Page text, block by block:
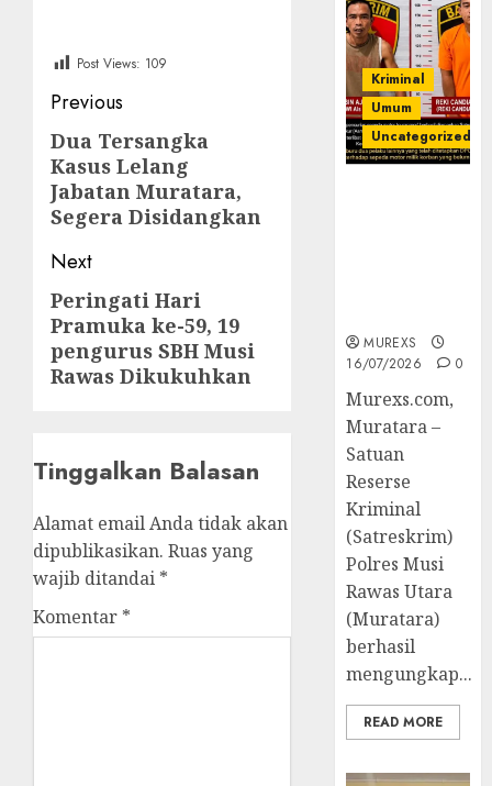
Post Views: 109
Post
navigation
Previous
Previous
post:
Dua Tersangka
Kasus Lelang
Jabatan Muratara,
Segera Disidangkan
Next
Next
post:
Peringati Hari
Pramuka ke-59, 19
pengurus SBH Musi
Rawas Dikukuhkan
Tinggalkan Balasan
Alamat email Anda tidak akan
dipublikasikan. Ruas yang
wajib ditandai *
Komentar *
Kriminal
Umum
Uncategorized
MUREXS
16/07/2026
0
Murexs.com,
Muratara –
Satuan
Reserse
Kriminal
(Satreskrim)
Polres Musi
Rawas Utara
(Muratara)
berhasil
mengungkap...
READ MORE